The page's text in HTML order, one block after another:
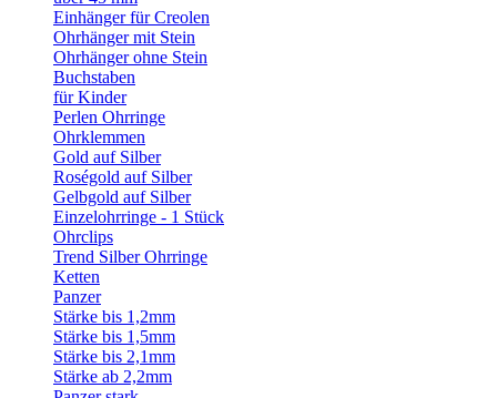
Einhänger für Creolen
Ohrhänger mit Stein
Ohrhänger ohne Stein
Buchstaben
für Kinder
Perlen Ohrringe
Ohrklemmen
Gold auf Silber
Roségold auf Silber
Gelbgold auf Silber
Einzelohrringe - 1 Stück
Ohrclips
Trend Silber Ohrringe
Ketten
Panzer
Stärke bis 1,2mm
Stärke bis 1,5mm
Stärke bis 2,1mm
Stärke ab 2,2mm